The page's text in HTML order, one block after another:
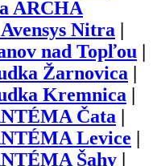
ARCHA
Nitra
nad Topľou
Žarnovica
Kremnica
Čata
Levice
Šahy